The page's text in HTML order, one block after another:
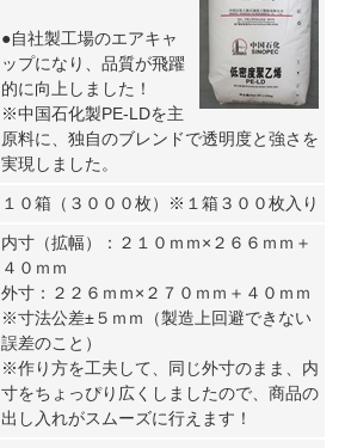
●自社製工場のエアキャ
ップになり、品質が飛躍
的に向上しました！
※中国石化製PE-LDを主
原料に、独自のブレンドで透明度と強さを
実現しました。
１０箱（３０００枚）※１箱３００枚入り
内寸（拡幅）：２１０ｍｍ×２６６ｍｍ＋
４０ｍｍ
外寸：２２６ｍｍ×２７０ｍｍ＋４０ｍｍ
※寸法公差±５ｍｍ（製造上回避できない
誤差のこと）
※作り方を工夫して、同じ外寸のまま、内
寸をちょっぴり広くしましたので、商品の
出し入れがスムーズに行えます！